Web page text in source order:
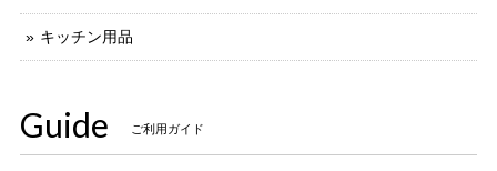
キッチン用品
Guide ご利用ガイド